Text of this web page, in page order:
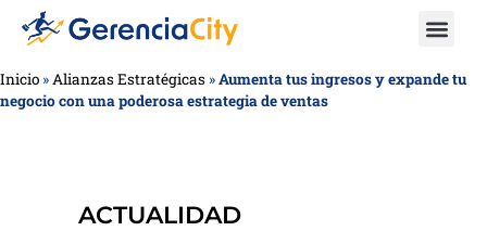
Inicio »Alianzas Estratégicas »Aumenta tus ingresos y expande tu
negocio con una poderosa estrategia de ventas
ACTUALIDAD